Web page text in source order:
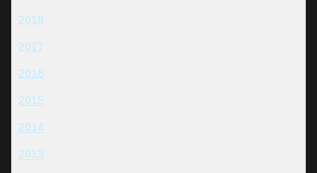
2018
2017
2016
2015
2014
2013